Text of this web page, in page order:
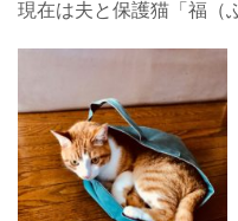
現在は夫と保護猫「福（